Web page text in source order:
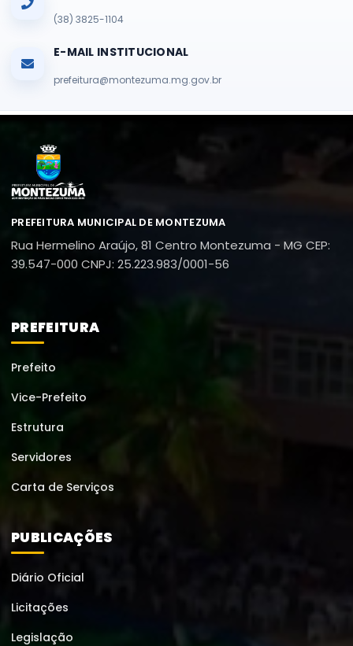
(38) 3825-1104
E-MAIL INSTITUCIONAL
prefeitura@montezuma.mg.gov.br
PREFEITURA MUNICIPAL DE MONTEZUMA
Rua Hermelino Araújo, 81 Centro Montezuma - MG CEP:
39.547-000 CNPJ: 25.223.983/0001-56
PREFEITURA
Prefeito
Vice-Prefeito
Estrutura
Servidores
Carta de Serviços
PUBLICAÇÕES
Diário Oficial
Licitações
Legislação